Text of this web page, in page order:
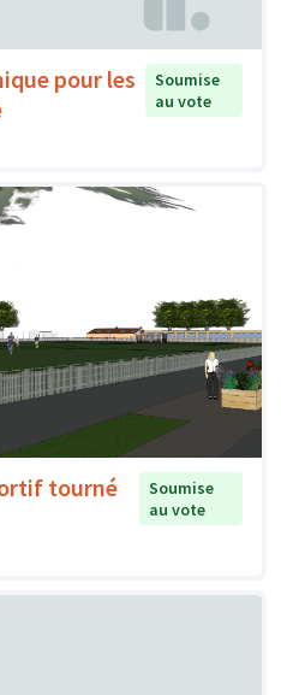
pour les
Soumise
au vote
tourné
Soumise
au vote